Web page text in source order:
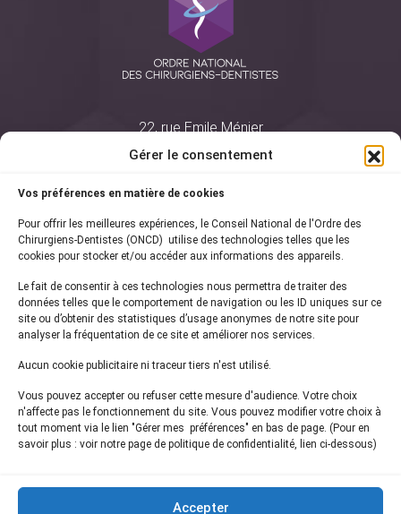
Gérer le consentement
Vos préférences en matière de cookies
Pour offrir les meilleures expériences, le Conseil National de l'Ordre des
Chirurgiens-Dentistes (ONCD) utilise des technologies telles que les
cookies pour stocker et/ou accéder aux informations des appareils.
Le fait de consentir à ces technologies nous permettra de traiter des
données telles que le comportement de navigation ou les ID uniques sur ce
site ou d’obtenir des statistiques d’usage anonymes de notre site pour
analyser la fréquentation de ce site et améliorer nos services.
Aucun cookie publicitaire ni traceur tiers n'est utilisé.
Vous pouvez accepter ou refuser cette mesure d'audience. Votre choix
n'affecte pas le fonctionnement du site. Vous pouvez modifier votre choix à
tout moment via le lien "Gérer mes préférences" en bas de page. (Pour en
savoir plus : voir notre page de politique de confidentialité, lien ci-dessous)
Accepter
22, rue Emile Ménier
75761 Paris Cedex 16
01 44 34 78 80
courrier@oncd.org
Actualités
Presse
Informations légales
Plan du site
Inscrivez-vous à notrenewsletter